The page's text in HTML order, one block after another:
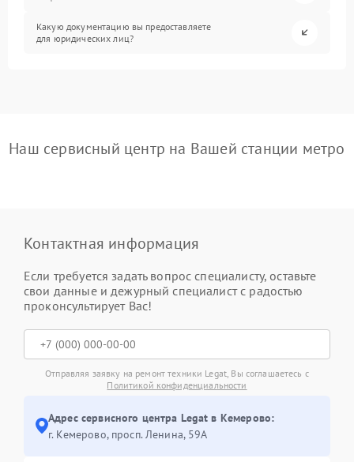
Какую документацию вы предоставляете
для юридических лиц?
Наш сервисный центр на Вашей станции метро
Контактная информация
Если требуется задать вопрос специалисту, оставьте
свои данные и дежурный специалист с радостью
проконсультирует Вас!
Отправляя заявку на ремонт техники Legat, Вы соглашаетесь с
Политикой конфиденциальности
Адрес сервисного центра Legat в Кемерово:
г. Кемерово, просп. Ленина, 59А